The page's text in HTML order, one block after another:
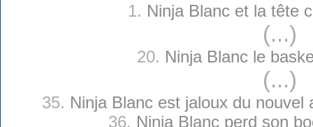
1. Ninja Blanc et la tête
(...)
20. Ninja Blanc le
(...)
35. Ninja Blanc est jaloux du nouvel
36. Ninja Blanc perd son